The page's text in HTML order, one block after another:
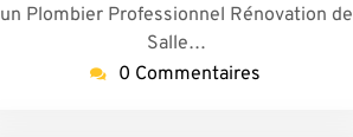
un Plombier Professionnel Rénovation de
Salle…
0 Commentaires